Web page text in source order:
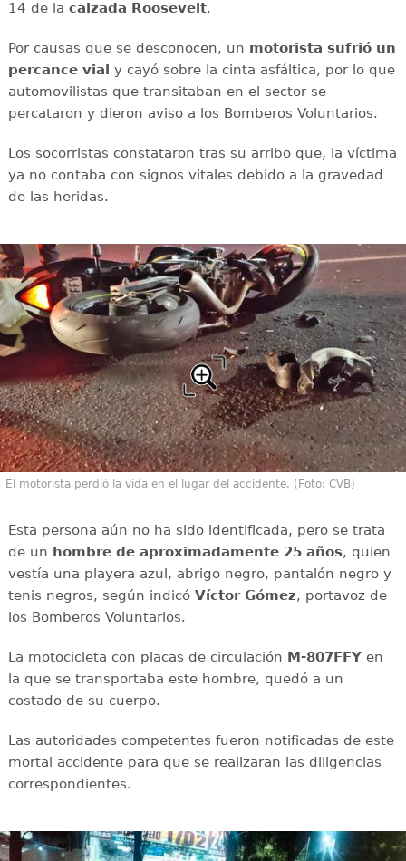
14 de la calzada Roosevelt.
Por causas que se desconocen, un motorista sufrió un
percance vial y cayó sobre la cinta asfáltica, por lo que
automovilistas que transitaban en el sector se
percataron y dieron aviso a los Bomberos Voluntarios.
Los socorristas constataron tras su arribo que, la víctima
ya no contaba con signos vitales debido a la gravedad
de las heridas.
El motorista perdió la vida en el lugar del accidente. (Foto: CVB)
Esta persona aún no ha sido identificada, pero se trata
de un hombre de aproximadamente 25 años, quien
vestía una playera azul, abrigo negro, pantalón negro y
tenis negros, según indicó Víctor Gómez, portavoz de
los Bomberos Voluntarios.
La motocicleta con placas de circulación M-807FFYen
la que se transportaba este hombre, quedó a un
costado de su cuerpo.
Las autoridades competentes fueron notificadas de este
mortal accidente para que se realizaran las diligencias
correspondientes.